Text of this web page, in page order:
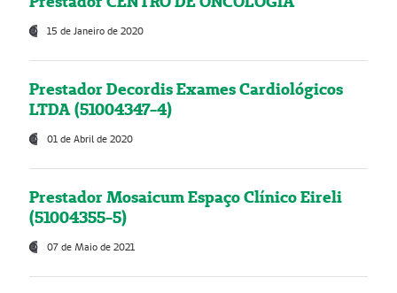
15 de Janeiro de 2020
Prestador Decordis Exames Cardiológicos
LTDA (51004347-4)
01 de Abril de 2020
Prestador Mosaicum Espaço Clínico Eireli
(51004355-5)
07 de Maio de 2021